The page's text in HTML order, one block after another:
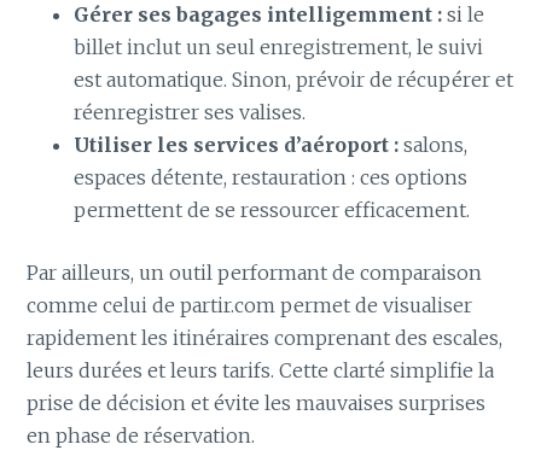
Gérer ses bagages intelligemment :si le
billet inclut un seul enregistrement, le suivi
est automatique. Sinon, prévoir de récupérer et
réenregistrer ses valises.
Utiliser les services d’aéroport :salons,
espaces détente, restauration : ces options
permettent de se ressourcer efficacement.
Par ailleurs, un outil performant de comparaison
comme celui de partir.com permet de visualiser
rapidement les itinéraires comprenant des escales,
leurs durées et leurs tarifs. Cette clarté simplifie la
prise de décision et évite les mauvaises surprises
en phase de réservation.